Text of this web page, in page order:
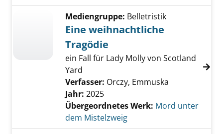
Mediengruppe: Belletristik
Eine weihnachtliche
Tragödie
ein Fall für Lady Molly von Scotland
Yard
Verfasser: Orczy, Emmuska
Jahr: 2025
Übergeordnetes Werk: Mord unter
dem Mistelzweig